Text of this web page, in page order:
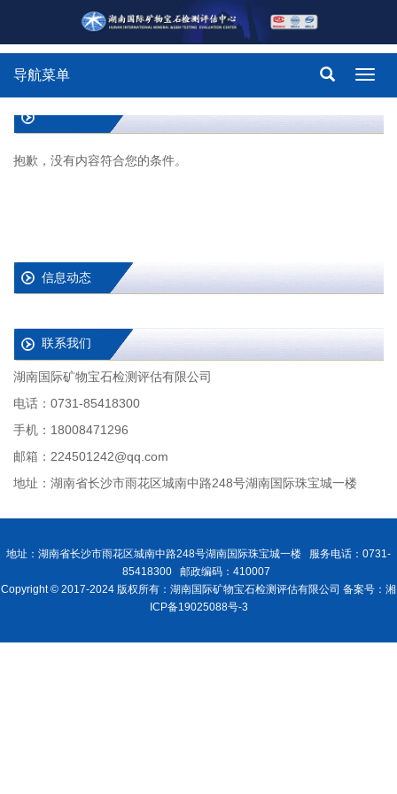
导航菜单
抱歉，没有内容符合您的条件。
信息动态
联系我们
湖南国际矿物宝石检测评估有限公司
电话：0731-85418300
手机：18008471296
邮箱：224501242@qq.com
地址：湖南省长沙市雨花区城南中路248号湖南国际珠宝城一楼
地址：湖南省长沙市雨花区城南中路248号湖南国际珠宝城一楼 服务电话：0731-
85418300 邮政编码：410007
Copyright © 2017-2024 版权所有：湖南国际矿物宝石检测评估有限公司 备案号：湘
ICP备19025088号-3